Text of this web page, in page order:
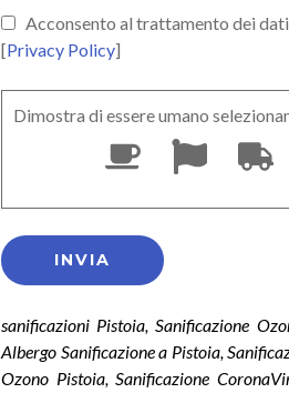
Acconsento al trattamento dei
[Privacy Policy]
Dimostra di essere umano
sanificazioni Pistoia, Sanificazione
Albergo Sanificazione a Pistoia,
Ozono Pistoia, Sanificazione